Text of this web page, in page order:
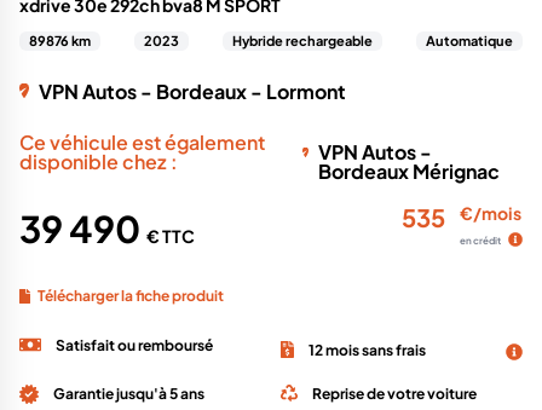
xdrive 30e 292ch bva8 M SPORT
89876 km 2023 Hybride rechargeable Automatique
VPN Autos - Bordeaux - Lormont
Ce véhicule est également
disponible chez : VPN Autos -
Bordeaux Mérignac
39 490 € TTC
535 €/mois
en crédit
Télécharger la fiche produit
Satisfait ou remboursé 12 mois sans frais
Garantie jusqu'à 5 ans Reprise de votre voiture